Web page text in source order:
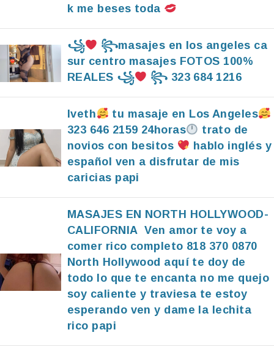
k me beses toda
꧁
꧂masajes en los angeles ca
sur centro masajes FOTOS 100%
REALES ꧁
꧂ 323 684 1216
Iveth
tu masaje en Los Angeles
323 646 2159 24horas
trato de
novios con besitos
hablo inglés y
español ven a disfrutar de mis
caricias papi
MASAJES EN NORTH HOLLYWOOD-
CALIFORNIA Ven amor te voy a
comer rico completo 818 370 0870
North Hollywood aquí te doy de
todo lo que te encanta no me quejo
soy caliente y traviesa te estoy
esperando ven y dame la lechita
rico papi